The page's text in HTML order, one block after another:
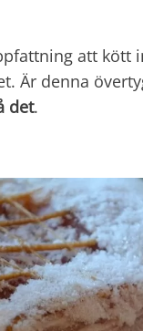
att kött
Är denna
det.